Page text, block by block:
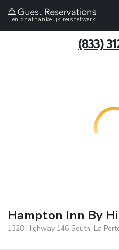
Een onafhankelijk reisnetwerk
(833)
Hampton Inn By
1328 Highway 146 South, La